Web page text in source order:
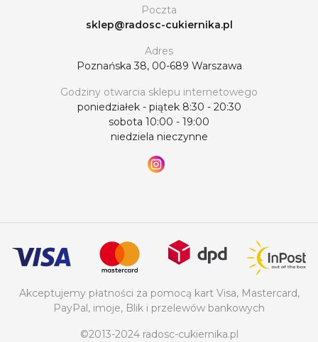
Poczta
sklep@radosc-cukiernika.pl
Adres
Poznańska 38, 00-689 Warszawa
Godziny otwarcia sklepu internetowego
poniedziałek - piątek 8:30 - 20:30
sobota 10:00 - 19:00
niedziela nieczynne
Akceptujemy płatności za pomocą kart Visa, Mastercard,
PayPal, imoje, Blik i przelewów bankowych
©2013-2024 radosc-cukiernika.pl